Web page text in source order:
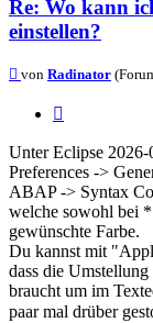
Re: Wo kann
einstellen?
Beitrag
von Radinator
Unter Eclipse
Preferences ->
ABAP -> Syntax
welche sowohl bei
gewünschte Farbe.
Du kannst mit
dass die Umstellung
braucht um im
paar mal drüber